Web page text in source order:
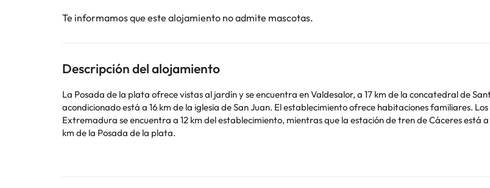
Te informamos que este alojamiento no admite mascotas.
Descripción del alojamiento
La Posada de la plata ofrece vistas al jardín y se encuentra en Valdesalor, a 17 km de la concatedral de
acondicionado está a 16 km de la iglesia de San Juan. El establecimiento ofrece habitaciones familiares. Los alojamientos incluyen baño privado y WiFi gratuita. El CEEI
Extremadura se encuentra a 12 km del establecimiento, mientras que la estación de tren de Cáceres está
km de la Posada de la plata.